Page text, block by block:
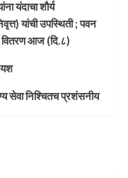
यंदाचा शौर्य
यांची उपस्थिती ; पवन
वितरण आज (दि.८)
यश
सेवा निश्चितच प्रशंसनीय